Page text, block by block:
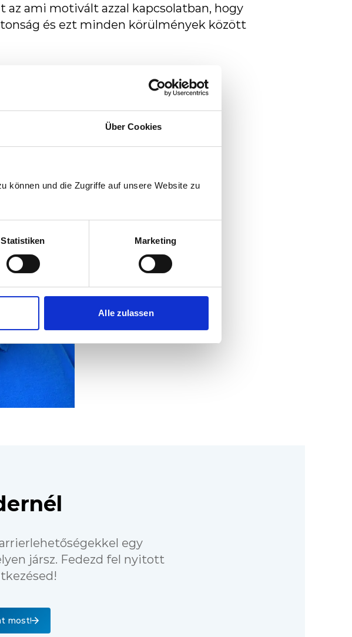
Über Cookies
können und die Zugriffe auf unsere Website zu
Statistiken Marketing
Alle zulassen
ami motivált azzal kapcsolatban, hogy
és ezt minden körülmények között
egy
jársz. Fedezd fel nyitott
most!